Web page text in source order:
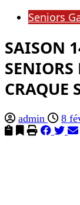
Seniors
SAISON
SENIORS
CRAQUE
admin 8